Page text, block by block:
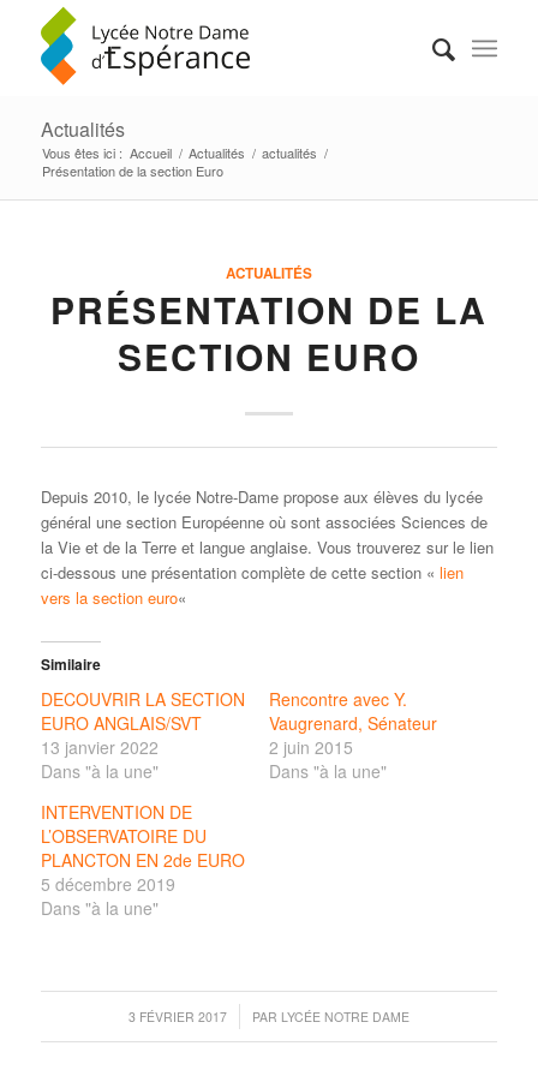
Actualités
Vous êtes ici : Accueil / Actualités / actualités /
Présentation de la section Euro
ACTUALITÉS
PRÉSENTATION DE LA
SECTION EURO
Depuis 2010, le lycée Notre-Dame propose aux élèves du lycée
général une section Européenne où sont associées Sciences de
la Vie et de la Terre et langue anglaise. Vous trouverez sur le lien
ci-dessous une présentation complète de cette section « lien
vers la section euro«
Similaire
DECOUVRIR LA SECTION
EURO ANGLAIS/SVT
13 janvier 2022
Dans "à la une"
Rencontre avec Y.
Vaugrenard, Sénateur
2 juin 2015
Dans "à la une"
INTERVENTION DE
L’OBSERVATOIRE DU
PLANCTON EN 2de EURO
5 décembre 2019
Dans "à la une"
3 FÉVRIER 2017
/ PAR LYCÉE NOTRE DAME